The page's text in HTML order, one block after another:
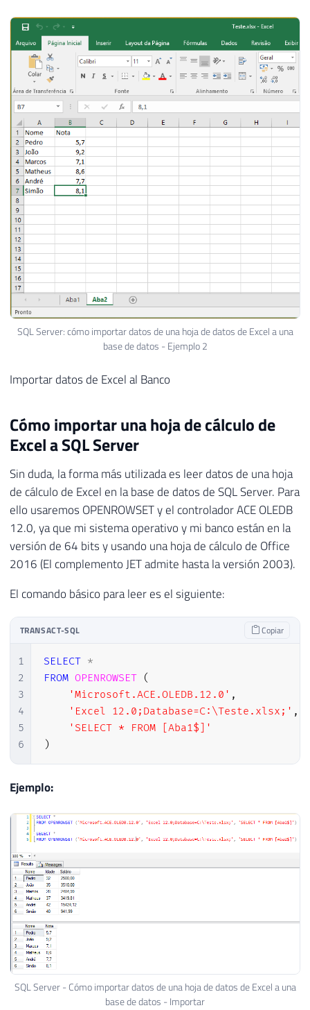
SQL Server: cómo importar datos de una hoja de datos de Excel a una
base de datos - Ejemplo 2
Importar datos de Excel al Banco
Cómo importar una hoja de cálculo de
Excel a SQL Server
Sin duda, la forma más utilizada es leer datos de una hoja
de cálculo de Excel en la base de datos de SQL Server. Para
ello usaremos OPENROWSET y el controlador ACE OLEDB
12.0, ya que mi sistema operativo y mi banco están en la
versión de 64 bits y usando una hoja de cálculo de Office
2016 (El complemento JET admite hasta la versión 2003).
El comando básico para leer es el siguiente:
TRANSACT-SQL Copiar
1
2
3
4
5
6
SELECT *
FROM OPENROWSET
(
'Microsoft.ACE.OLEDB.12.0' ,
'Excel 12.0;Database=C:\Teste.xlsx;' ,
'SELECT * FROM [Aba1$]'
)
Ejemplo:
SQL Server - Cómo importar datos de una hoja de datos de Excel a una
base de datos - Importar